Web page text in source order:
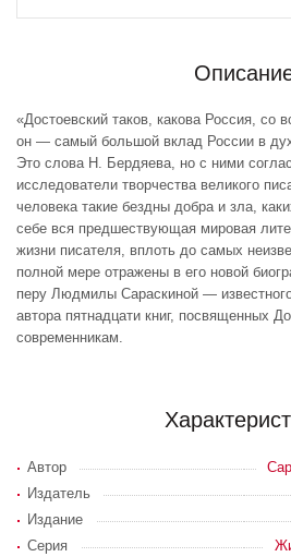
«Достоевский таков, какова Россия, со
он — самый большой вклад России в
Это слова H. Бердяева, но с ними
исследователи творчества великого
человека такие бездны добра и зла,
себе вся предшествующая мировая
жизни писателя, вплоть до самых
полной мере отражены в его новой
перу Людмилы Сараскиной —
автора пятнадцати книг, посвященных
современникам.
Автор
Издатель
Издание
Серия